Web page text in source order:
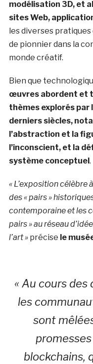
modélisation 3D, et
sites Web,
les diverses
de pionnier dans la
monde créatif.
Bien que
œuvres abordent et
thèmes explorés par
derniers siècles,
l’abstraction et la
l’inconscient, et la
système conceptuel .
« L’exposition
des « pairs »
contemporaine et les
pairs » au réseau
l’art »précise le
« Au cours des
les
sont
blockchains,